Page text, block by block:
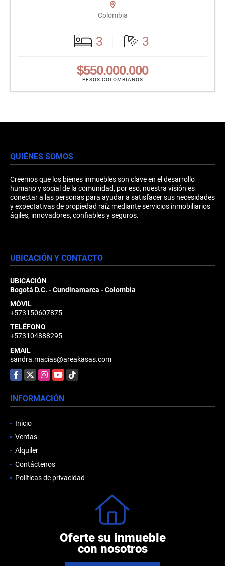
Colombia
3 3
$550.000.000
PESOS COLOMBIANOS
QUIÉNES SOMOS
Creemos que los bienes inmuebles son clave en el desarrollo
humano y social de la comunidad, por eso, nuestra visión es
conectar a las personas para ayudar a satisfacer sus necesidades
y expectativas de propiedad raíz mediante servicios inmobiliarios
ágiles, innovadores, confiables y seguros.
UBICACIÓN Y CONTACTO
UBICACIÓN
Bogotá D.C. - Cundinamarca - Colombia
MÓVIL
+573150607875
TELÉFONO
+573104888295
EMAIL
sandra.macias@areakasas.com
Facebook
X Instagram
YouTubeTikTok
INFORMACIÓN
Inicio
Ventas
Alquiler
Contáctenos
Políticas de privacidad
Oferte su inmueble
con nosotros